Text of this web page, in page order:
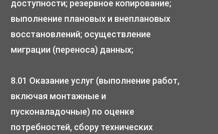
доступности; резервное копирование;
выполнение плановых и внеплановых
восстановлений; осуществление
миграции (переноса) данных;
8.01 Оказание услуг (выполнение работ,
включая монтажные и
пусконаладочные) по оценке
потребностей, сбору технических